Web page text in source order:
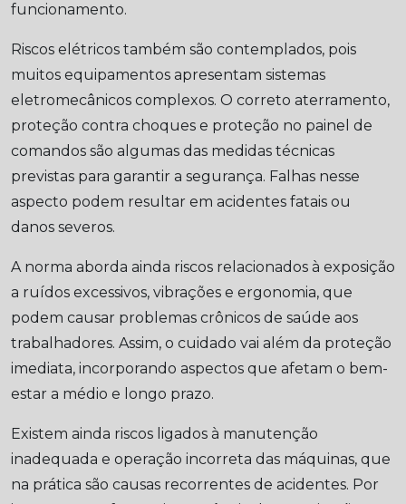
funcionamento.
Riscos elétricos também são contemplados, pois
muitos equipamentos apresentam sistemas
eletromecânicos complexos. O correto aterramento,
proteção contra choques e proteção no painel de
comandos são algumas das medidas técnicas
previstas para garantir a segurança. Falhas nesse
aspecto podem resultar em acidentes fatais ou
danos severos.
A norma aborda ainda riscos relacionados à exposição
a ruídos excessivos, vibrações e ergonomia, que
podem causar problemas crônicos de saúde aos
trabalhadores. Assim, o cuidado vai além da proteção
imediata, incorporando aspectos que afetam o bem-
estar a médio e longo prazo.
Existem ainda riscos ligados à manutenção
inadequada e operação incorreta das máquinas, que
na prática são causas recorrentes de acidentes. Por